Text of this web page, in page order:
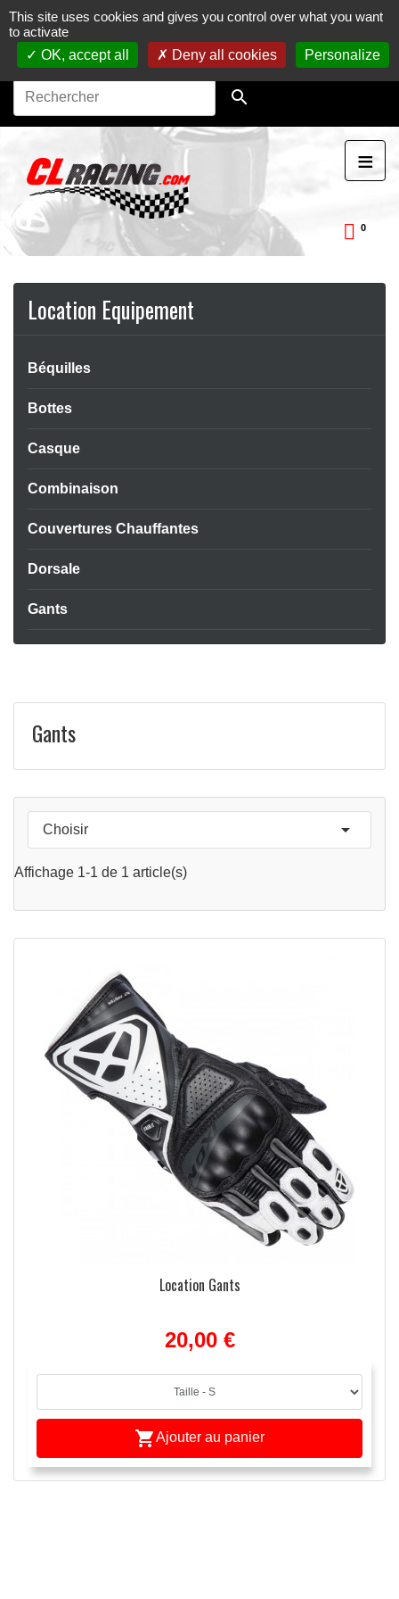
Journées, stages et baptêmes moto sur circuit.Vente en
ligne de pièces détachées moto.
préparation moto

≡
0
Location Equipement
Béquilles
Bottes
Casque
Combinaison
Couvertures Chauffantes
Dorsale
Gants
Gants
Choisir 
Affichage 1-1 de 1 article(s)
APERÇU RAPIDE
Location Gants
20,00 €
Ajouter au panier
This site uses cookies and gives you control over what you want
to activate
OK, accept all
Deny all cookies Personalize